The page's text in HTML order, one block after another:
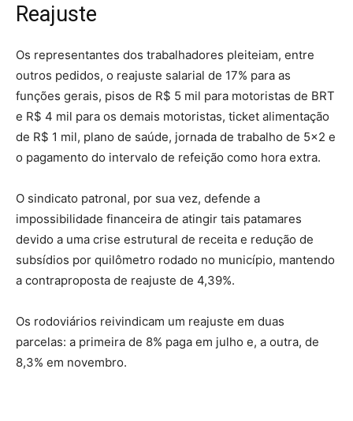
Reajuste
Os representantes dos trabalhadores pleiteiam, entre
outros pedidos, o reajuste salarial de 17% para as
funções gerais, pisos de R$ 5 mil para motoristas de BRT
e R$ 4 mil para os demais motoristas, ticket alimentação
de R$ 1 mil, plano de saúde, jornada de trabalho de 5×2 e
o pagamento do intervalo de refeição como hora extra.
O sindicato patronal, por sua vez, defende a
impossibilidade financeira de atingir tais patamares
devido a uma crise estrutural de receita e redução de
subsídios por quilômetro rodado no município, mantendo
a contraproposta de reajuste de 4,39%.
Os rodoviários reivindicam um reajuste em duas
parcelas: a primeira de 8% paga em julho e, a outra, de
8,3% em novembro.